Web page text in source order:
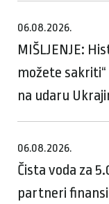
06.08.2026.
MIŠLJENJE:
možete
na udaru
06.08.2026.
Čista voda za
partneri